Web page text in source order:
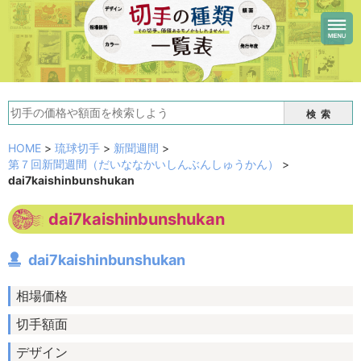
検索
HOME > 琉球切手 > 新聞週間 >
第７回新聞週間（だいななかいしんぶんしゅうかん）
>
dai7kaishinbunshukan
dai7kaishinbunshukan
dai7kaishinbunshukan
相場価格
切手額面
デザイン